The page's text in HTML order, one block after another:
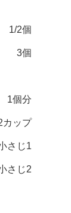
1/2個
3個
1個分
カップ
さじ1
さじ2